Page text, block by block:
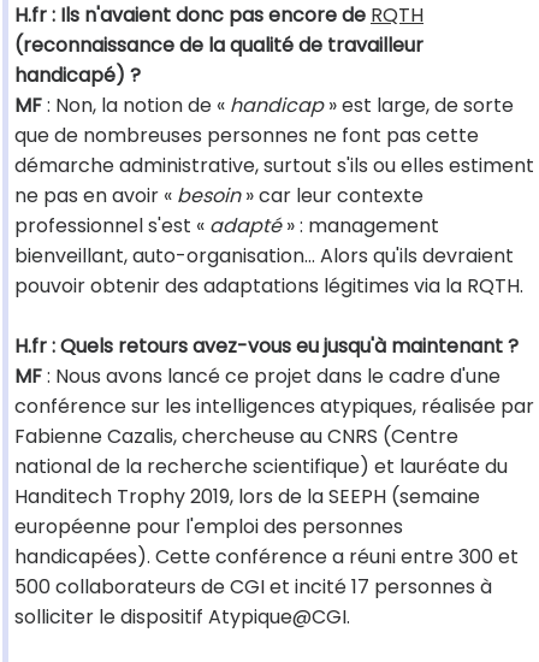
H.fr : Ils n'avaient donc pas encore de RQTH
(reconnaissance de la qualité de travailleur
handicapé) ?
MF: Non, la notion de « handicap» est large, de sorte
que de nombreuses personnes ne font pas cette
démarche administrative, surtout s'ils ou elles estiment
ne pas en avoir « besoin» car leur contexte
professionnel s'est « adapté» : management
bienveillant, auto-organisation… Alors qu'ils devraient
pouvoir obtenir des adaptations légitimes via la RQTH.
H.fr : Quels retours avez-vous eu jusqu'à maintenant ?
MF: Nous avons lancé ce projet dans le cadre d'une
conférence sur les intelligences atypiques, réalisée par
Fabienne Cazalis, chercheuse au CNRS (Centre
national de la recherche scientifique) et lauréate du
Handitech Trophy 2019, lors de la SEEPH (semaine
européenne pour l'emploi des personnes
handicapées). Cette conférence a réuni entre 300 et
500 collaborateurs de CGI et incité 17 personnes à
solliciter le dispositif Atypique@CGI.